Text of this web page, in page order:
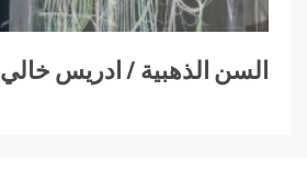
السن الذهبية / ادريس خالي